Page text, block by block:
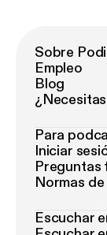
Sobre
Empleo
Blog
Para
Iniciar
Preguntas
Normas
Escuchar